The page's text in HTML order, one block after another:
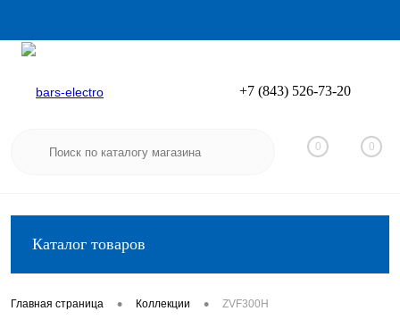
Вход
+7 (843) 526-73-20
0 0
Каталог товаров
Главная страница • Коллекции • ZVF300H